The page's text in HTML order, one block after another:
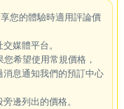
您的體驗時適用評論價
媒體平台。
希望使用常規價格，
息通知我們的預訂中心
邊列出的價格。